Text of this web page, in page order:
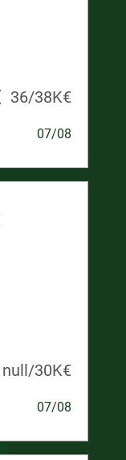
36/38K€
07/08
null/30K€
07/08